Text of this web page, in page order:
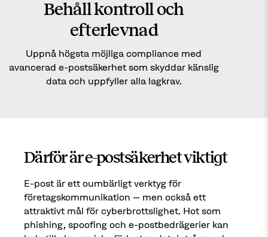
Behåll kontroll och
efterlevnad
Uppnå högsta möjliga compliance med
avancerad e-postsäkerhet som skyddar känslig
data och uppfyller alla lagkrav.
Därför är e-postsäkerhet viktigt
E-post är ett oumbärligt verktyg för
företagskommunikation – men också ett
attraktivt mål för cyberbrottslighet. Hot som
phishing, spoofing och e-postbedrägerier kan